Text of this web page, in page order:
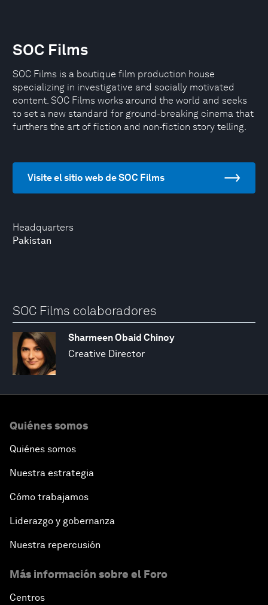
Headquarters
Pakistan
SOC Films
SOC Films is a boutique film production house
specializing in investigative and socially motivated
content. SOC Films works around the world and seeks
to set a new standard for ground-breaking cinema that
furthers the art of fiction and non-fiction story telling.
Visite el sitio web de SOC Films
SOC Films colaboradores
Sharmeen Obaid Chinoy
Creative Director
Quiénes somos
Quiénes somos
Nuestra estrategia
Cómo trabajamos
Liderazgo y gobernanza
Nuestra repercusión
Más información sobre el Foro
Centros